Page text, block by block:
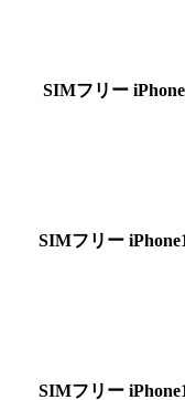
SIMフリー
SIMフリー
SIMフリー